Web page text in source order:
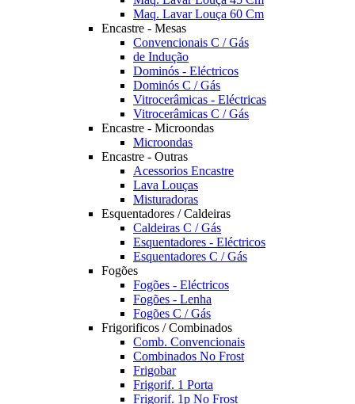
Maq. Lavar Louça 60 Cm
Encastre - Mesas
Convencionais C / Gás
de Indução
Dominós - Eléctricos
Dominós C / Gás
Vitrocerâmicas - Eléctricas
Vitrocerâmicas C / Gás
Encastre - Microondas
Microondas
Encastre - Outras
Acessorios Encastre
Lava Louças
Misturadoras
Esquentadores / Caldeiras
Caldeiras C / Gás
Esquentadores - Eléctricos
Esquentadores C / Gás
Fogões
Fogões - Eléctricos
Fogões - Lenha
Fogões C / Gás
Frigorificos / Combinados
Comb. Convencionais
Combinados No Frost
Frigobar
Frigorif. 1 Porta
Frigorif. 1p No Frost